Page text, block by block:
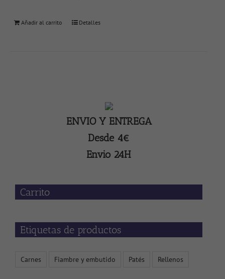
Añadir al carrito Detalles
ENVIO Y ENTREGA
Desde 4€
Envio 24H
Carrito
Etiquetas de productos
Carnes Fiambre y embutido Patés Rellenos